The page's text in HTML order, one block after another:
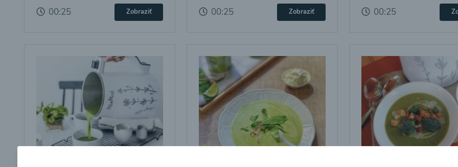
00:25 Zobraziť 00:25 Zobraziť 00:25